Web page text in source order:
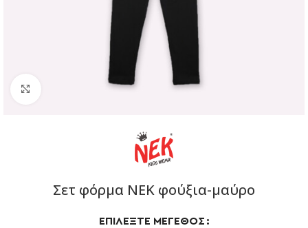
Click to enlarge
Σετ φόρμα ΝΕΚ φούξια-μαύρο
ΕΠΙΛΈΞΤΕ ΜΈΓΕΘΟΣ